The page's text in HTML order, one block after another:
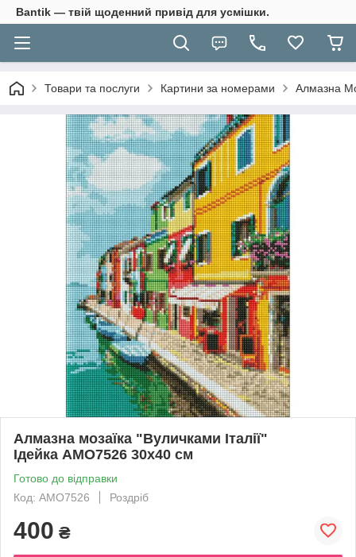
Bantik — твій щоденний привід для усмішки.
Товари та послуги Картини за номерами Алмазна
Алмазна мозаїка "Вуличками Італії"
Ідейка AMO7526 30х40 см
Готово до відправки
Код: AMO7526
Роздріб
400 ₴